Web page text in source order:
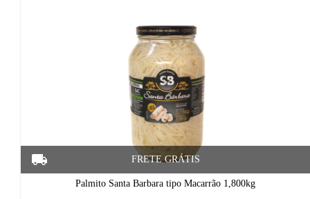
Palmito Santa Barbara tipo Macarrão 1,800kg